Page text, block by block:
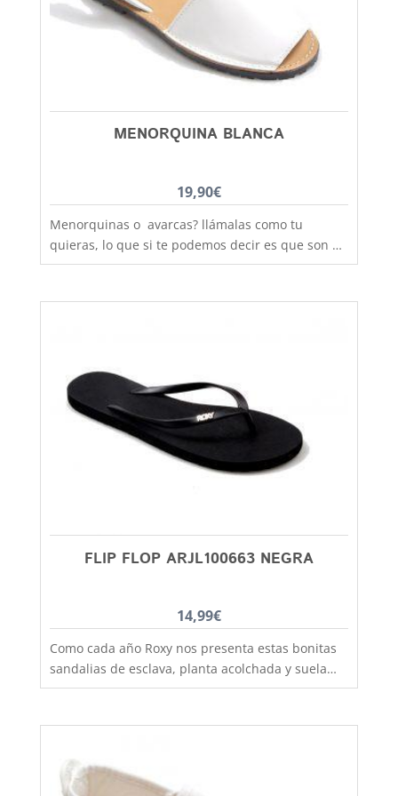
MENORQUINA BLANCA
19,90€
Menorquinas o avarcas? llámalas como tu
quieras, lo que si te podemos decir es que son de
fabricación nacional y hechas por completo en
transpiración, comodidad y durabilidad, al mejor
rango de tallas para poder calzar a los más
pequeños de la casa, hermanos y
hermanas mayores, madres, padres, abuelos,
abuelas......... desde la talla 20 a la 46. Debes
tener en cuenta que las tallas no son muy
grandes y si tienes dudas entre dos número,
FLIP FLOP ARJL100663 NEGRA
14,99€
Como cada año Roxy nos presenta estas bonitas
sandalias de esclava, planta acolchada y suela
antideslizante, cuidando al máximo la calidad de
que podras perfectamente utilizarla también
estilo boho-chic con tira lisa que le da ese toque
practico, alegre y junenil que requieren tus looks